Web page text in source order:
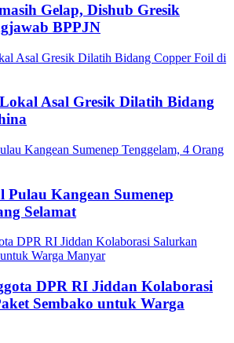
Gelap, Dishub Gresik
BPPJN
Asal Gresik Dilatih Bidang
Kangean Sumenep
Selamat
DPR RI Jiddan Kolaborasi
Sembako untuk Warga